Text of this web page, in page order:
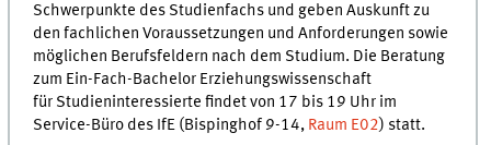
Schwerpunkte des Studienfachs und geben Auskunft zu
den fachlichen Voraussetzungen und Anforderungen sowie
möglichen Berufsfeldern nach dem Studium. Die Beratung
zum Ein-Fach-Bachelor Erziehungswissenschaft
für Studieninteressierte findet von 17 bis 19 Uhr im
Service-Büro des IfE (Bispinghof 9-14, Raum E02) statt.